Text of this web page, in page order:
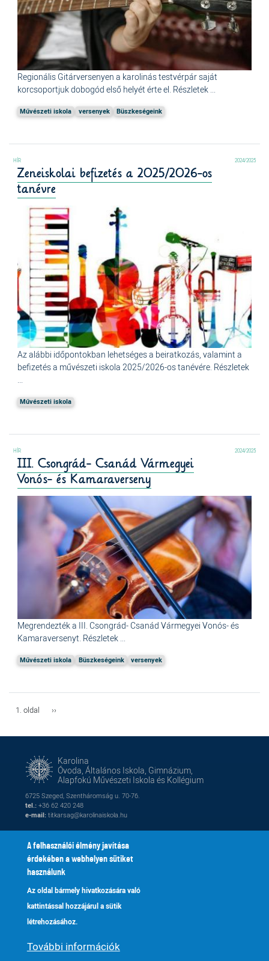
Regionális Gitárversenyen a karolinás testvérpár saját
korcsoportjuk dobogód első helyét érte el. Részletek ...
Művészeti iskola versenyek Büszkeségeink
2024/2025
Zeneiskolai befizetés a 2025/2026-os
tanévre
Az alábbi időpontokban lehetséges a beiratkozás, valamint a
befizetés a művészeti iskola 2025/2026-os tanévére. Részletek
...
Művészeti iskola
2024/2025
III. Csongrád- Csanád Vármegyei
Vonós- és Kamaraverseny
Megrendezték a III. Csongrád- Csanád Vármegyei Vonós- és
Kamaraversenyt. Részletek ...
Művészeti iskola Büszkeségeink versenyek
Oldalszámozás
1. oldal
Következő
››
Karolina
Óvoda, Általános Iskola, Gimnázium,
Alapfokú Művészeti Iskola és Kollégium
6725 Szeged, Szentháromság u. 70-76.
tel.: +36 62 420 248
e-mail: titkarsag@karolinaiskola.hu
Lábléc
Naptár
Alapítvány
Adatkezelés
A felhasználói élmény javítása
érdekében a webhelyen sütiket
használunk
Az oldal bármely hivatkozására való
kattintással hozzájárul a sütik
létrehozásához.
További információk